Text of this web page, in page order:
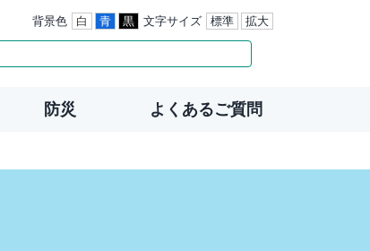
背景色 白 青 黒 文字サイズ 標準 拡大
防災 よくあるご質問